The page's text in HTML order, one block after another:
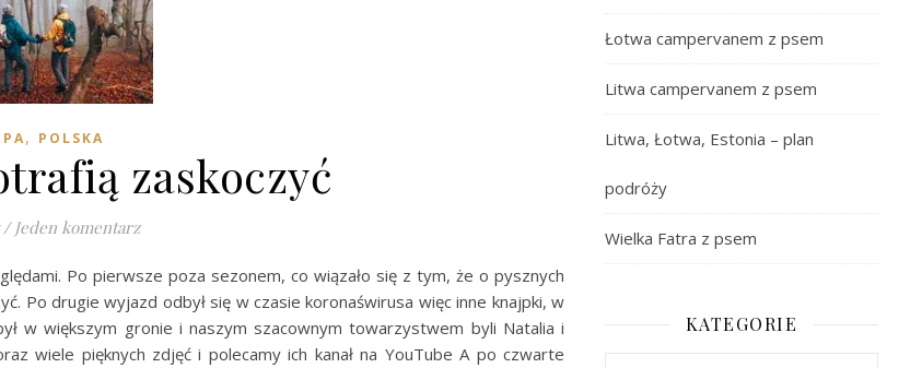
, POLSKA
zaskoczyć
/ Jeden komentarz
Po pierwsze poza sezonem, co wiązało się z tym, że o pysznych
Po drugie wyjazd odbył się w czasie koronaświrusa więc inne knajpki, w
w większym gronie i naszym szacownym towarzystwem byli Natalia i
wiele pięknych zdjęć i polecamy ich kanał na YouTube A po czwarte
Łotwa campervanem z psem
Litwa campervanem z psem
Litwa, Łotwa, Estonia – plan
podróży
Wielka Fatra z psem
KATEGORIE